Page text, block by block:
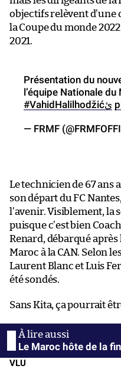
objectifs relèvent d’une
la Coupe du monde
2021.
Présentation du
l’équipe Nationale du
#VahidHalilhodžićئ
— FRMF
Le technicien de 67 ans
son départ du FC
l’avenir. Visiblement, la
puisque c’est bien
Renard, débarqué
Maroc à la CAN. Selon
Laurent Blanc et Luis
été sondés.
Sans Kita, ça pourrait
Le Maroc hôte de la
VLU